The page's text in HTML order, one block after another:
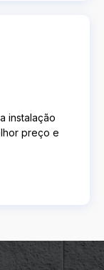
instalação
preço e